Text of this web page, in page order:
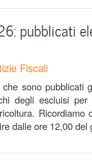
pubblicati
Fiscali
sono pubblicati
degli escluisi
Ricordiamo
dalle ore 12,00 del